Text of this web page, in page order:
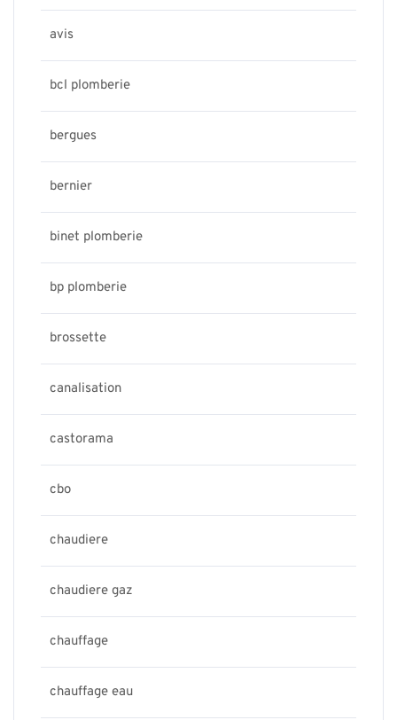
avis
bcl plomberie
bergues
bernier
binet plomberie
bp plomberie
brossette
canalisation
castorama
cbo
chaudiere
chaudiere gaz
chauffage
chauffage eau